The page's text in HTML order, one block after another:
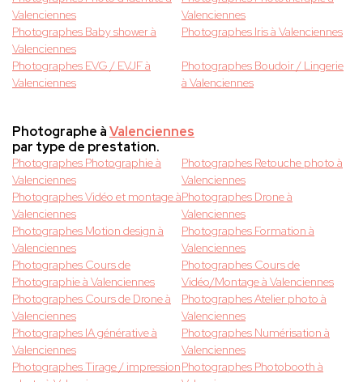
Valenciennes
Valenciennes
Photographes Baby shower à
Valenciennes
Photographes Iris à Valenciennes
Photographes EVG / EVJF à
Valenciennes
Photographes Boudoir / Lingerie
à Valenciennes
Photographe àValenciennes
par type de prestation.
Photographes Photographie à
Valenciennes
Photographes Retouche photo à
Valenciennes
Photographes Vidéo et montage à
Valenciennes
Photographes Drone à
Valenciennes
Photographes Motion design à
Valenciennes
Photographes Formation à
Valenciennes
Photographes Cours de
Photographie à Valenciennes
Photographes Cours de
Vidéo/Montage à Valenciennes
Photographes Cours de Drone à
Valenciennes
Photographes Atelier photo à
Valenciennes
Photographes IA générative à
Valenciennes
Photographes Numérisation à
Valenciennes
Photographes Tirage / impressionPhotographes Photobooth à